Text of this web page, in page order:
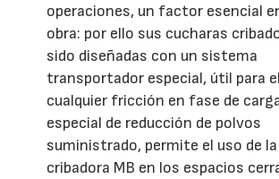
operaciones, un factor esencial
obra: por ello sus cucharas
sido diseñadas con un sistema
transportador especial, útil para
cualquier fricción en fase de
especial de reducción de polvos
suministrado, permite el uso de
cribadora MB en los espacios